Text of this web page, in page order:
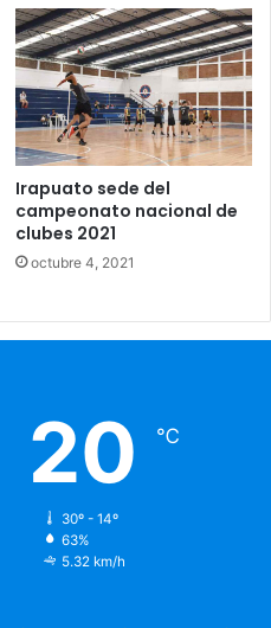
Irapuato sede del
campeonato nacional de
clubes 2021
octubre 4, 2021
20 ℃
30º - 14º
63%
5.32 km/h